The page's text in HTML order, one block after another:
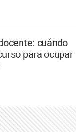
cuándo
para ocupar